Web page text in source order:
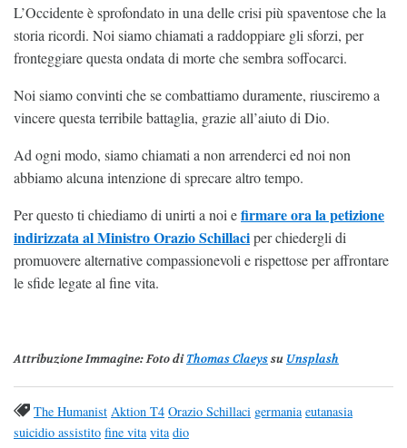
L’Occidente è sprofondato in una delle crisi più spaventose che la
storia ricordi. Noi siamo chiamati a raddoppiare gli sforzi, per
fronteggiare questa ondata di morte che sembra soffocarci.
Noi siamo convinti che se combattiamo duramente, riusciremo a
vincere questa terribile battaglia, grazie all’aiuto di Dio.
Ad ogni modo, siamo chiamati a non arrenderci ed noi non
abbiamo alcuna intenzione di sprecare altro tempo.
Per questo ti chiediamo di unirti a noi efirmare ora la petizione
indirizzata al Ministro Orazio Schillaciper chiedergli di
promuovere alternative compassionevoli e rispettose per affrontare
le sfide legate al fine vita.
Attribuzione Immagine: Foto diThomas Claeyssu Unsplash
The Humanist Aktion T4 Orazio Schillaci germania eutanasia
suicidio assistito fine vita vita dio